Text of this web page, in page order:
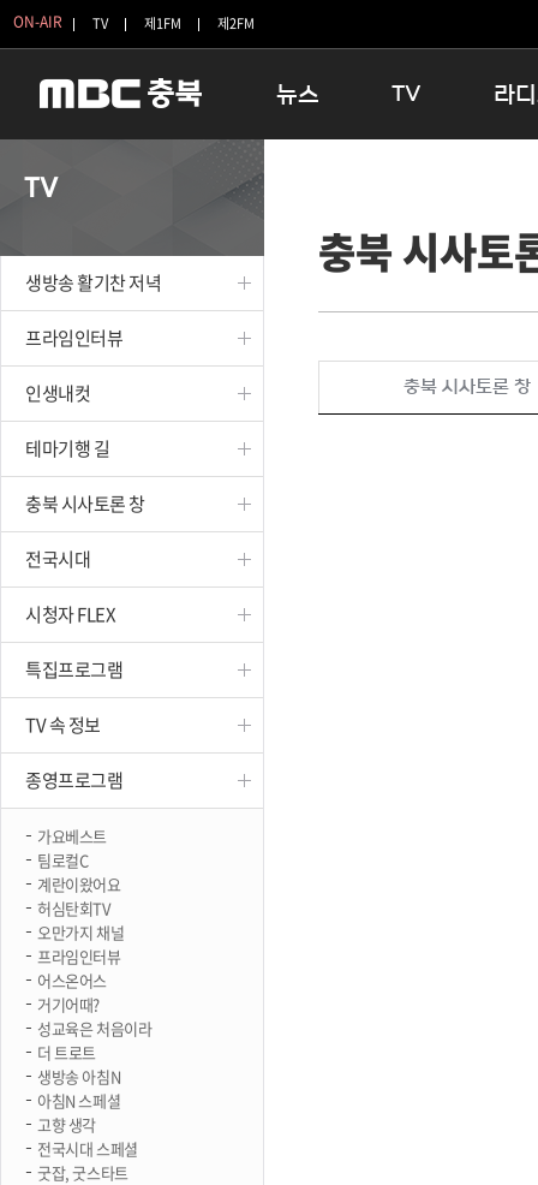
ON-AIR TV 제1FM 제2FM
뉴스
보은
옥천
TV
인생내컷
테마기행 길
시청자 FLEX
특집프로그램
라
16:00
우리 고
TV
생방송 활기찬 저녁
프라임인터뷰
인생내컷
테마기행 길
충북 시사토론 창
전국시대
시청자 FLEX
특집프로그램
TV 속 정보
종영프로그램
가요베스트
팀로컬C
계란이왔어요
허심탄회TV
오만가지 채널
프라임인터뷰
어스온어스
거기어때?
성교육은 처음이라
더 트로트
생방송 아침N
아침N 스페셜
고향 생각
전국시대 스페셜
굿잡, 굿스타트
충북 시사토
충북 시사토론 창